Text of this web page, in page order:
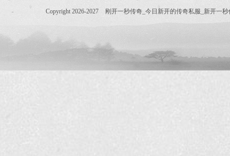
Copyright 2026-2027 刚开一秒传奇_今日新开的传奇私服_新开一